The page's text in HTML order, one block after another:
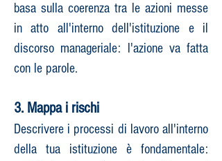
basa sulla coerenza tra le azioni messe
in atto all'interno dell'istituzione e il
discorso manageriale: l'azione va fatta
con le parole.
3. Mappa i rischi
Descrivere i processi di lavoro all'interno
della tua istituzione è fondamentale: